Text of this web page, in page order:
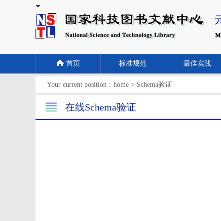
首页 标准规范 最佳实践
Your current position： home > Schema验证
在线Schema验证